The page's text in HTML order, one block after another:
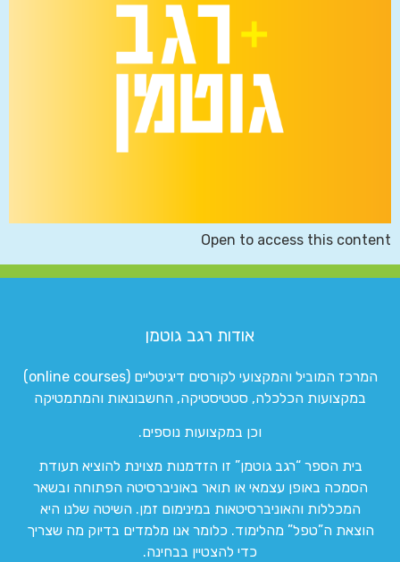
Open to access this content
אודות רגב גוטמן
המרכז המוביל והמקצועי לקורסים דיגיטליים (online courses)
במקצועות הכלכלה, סטטיסטיקה, החשבונאות והמתמטיקה
וכן במקצועות נוספים.
בית הספר “רגב גוטמן” זו הזדמנות מצוינת להוציא תעודת
הסמכה באופן עצמאי או תואר באוניברסיטה הפתוחה ובשאר
המכללות והאוניברסיטאות במינימום זמן. השיטה שלנו היא
הוצאת ה”טפל” מהלימוד. כלומר אנו מלמדים בדיוק מה שצריך
כדי להצטיין בבחינה.